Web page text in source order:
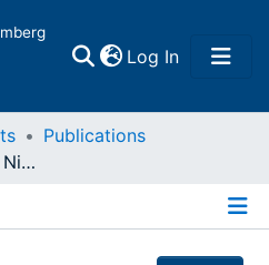
Log In(current)
Publications
Zur Altersstellung der Niederterrassen im Raum Hameln (unteres Oberwesertal).